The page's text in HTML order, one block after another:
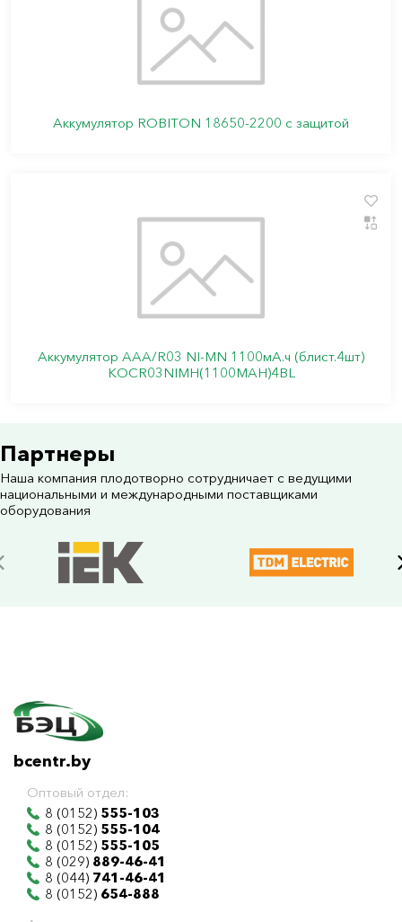
Аккумулятор ROBITON 18650-2200 с защитой
Аккумулятор AAA/R03 NI-MN 1100мА.ч (блист.4шт)
КОСR03NIMН(1100MAH)4BL
Партнеры
Наша компания плодотворно сотрудничает с ведущими
национальными и международными поставщиками
оборудования
bcentr.by
Оптовый отдел:
8 (0152) 555-103
8 (0152) 555-104
8 (0152) 555-105
8 (029) 889-46-41
8 (044) 741-46-41
8 (0152) 654-888